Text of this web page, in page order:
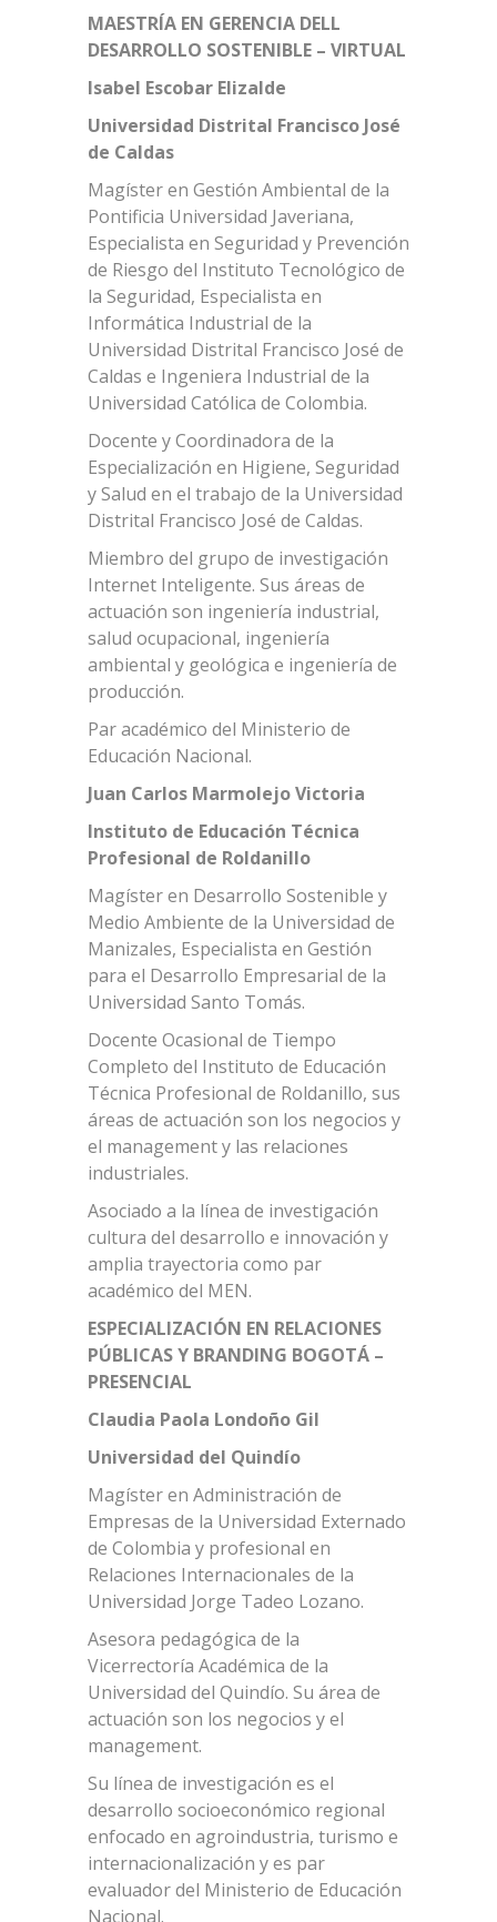
MAESTRÍA EN GERENCIA DELL
DESARROLLO SOSTENIBLE – VIRTUAL
Isabel Escobar Elizalde
Universidad Distrital Francisco José
de Caldas
Magíster en Gestión Ambiental de la
Pontificia Universidad Javeriana,
Especialista en Seguridad y Prevención
de Riesgo del Instituto Tecnológico de
la Seguridad, Especialista en
Informática Industrial de la
Universidad Distrital Francisco José de
Caldas e Ingeniera Industrial de la
Universidad Católica de Colombia.
Docente y Coordinadora de la
Especialización en Higiene, Seguridad
y Salud en el trabajo de la Universidad
Distrital Francisco José de Caldas.
Miembro del grupo de investigación
Internet Inteligente. Sus áreas de
actuación son ingeniería industrial,
salud ocupacional, ingeniería
ambiental y geológica e ingeniería de
producción.
Par académico del Ministerio de
Educación Nacional.
Juan Carlos Marmolejo Victoria
Instituto de Educación Técnica
Profesional de Roldanillo
Magíster en Desarrollo Sostenible y
Medio Ambiente de la Universidad de
Manizales, Especialista en Gestión
para el Desarrollo Empresarial de la
Universidad Santo Tomás.
Docente Ocasional de Tiempo
Completo del Instituto de Educación
Técnica Profesional de Roldanillo, sus
áreas de actuación son los negocios y
el management y las relaciones
industriales.
Asociado a la línea de investigación
cultura del desarrollo e innovación y
amplia trayectoria como par
académico del MEN.
ESPECIALIZACIÓN EN RELACIONES
PÚBLICAS Y BRANDING BOGOTÁ –
PRESENCIAL
Claudia Paola Londoño Gil
Universidad del Quindío
Magíster en Administración de
Empresas de la Universidad Externado
de Colombia y profesional en
Relaciones Internacionales de la
Universidad Jorge Tadeo Lozano.
Asesora pedagógica de la
Vicerrectoría Académica de la
Universidad del Quindío. Su área de
actuación son los negocios y el
management.
Su línea de investigación es el
desarrollo socioeconómico regional
enfocado en agroindustria, turismo e
internacionalización y es par
evaluador del Ministerio de Educación
Nacional.